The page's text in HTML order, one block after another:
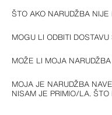
kupnji.
Ako je narudžba već
slanja.
ŠTO AKO NARUDŽBA
Ako ste odabrali dostavu na
isporuke, preporučujemo vam
MOGU LI ODBITI
Ako više ne želite primiti
pomogli.
MOŽE LI MOJA
U slučaju da vam ne možemo
poslat ćemo vam poruku e-
dostave u pojedinostima svoje
MOJA JE NARUDŽBA
NISAM JE PRIMIO/LA. ŠTO